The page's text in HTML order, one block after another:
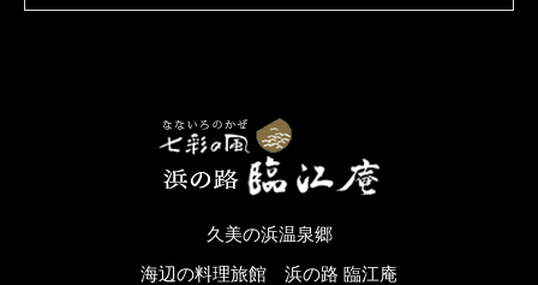
久美の浜温泉郷
海辺の料理旅館 浜の路 臨江庵